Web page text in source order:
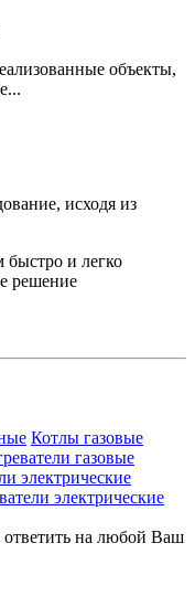
объекты,
исходя из
и легко
решение
Котлы газовые
газовые
электрические
электрические
на любой Ваш